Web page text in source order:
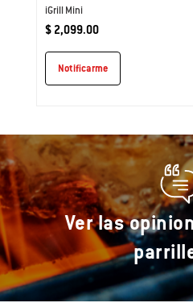
iGrill Mini
$ 2,099.00
Notificarme
Ver las